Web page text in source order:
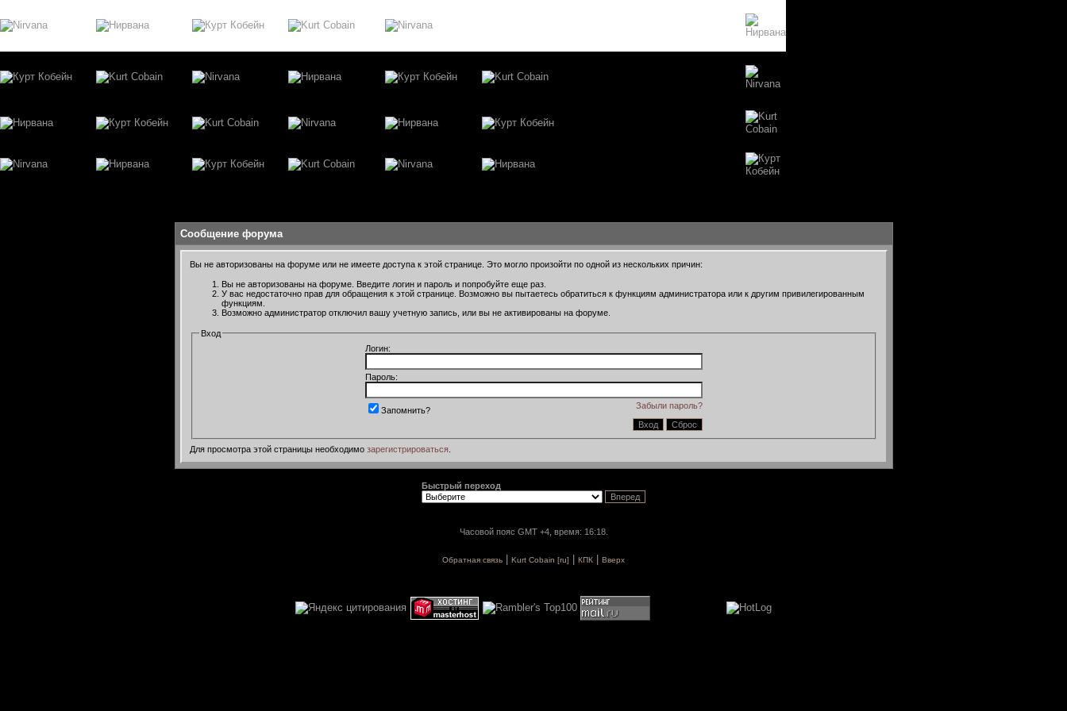
Сообщение форума
Вы не авторизованы на форуме или не имеете доступа к этой странице. Это могло произойти по одной из нескольких причин:
Вы не авторизованы на форуме. Введите логин и пароль и попробуйте еще раз.
У вас недостаточно прав для обращения к этой странице. Возможно вы пытаетесь обратиться к функциям администратора или к другим привилегированным
функциям.
Возможно администратор отключил вашу учетную запись, или вы не активированы на форуме.
Вход
Логин:
Пароль:
Забыли пароль?
Запомнить?
Для просмотра этой страницы необходимо зарегистрироваться.
Быстрый переход
Часовой пояс GMT +4, время: 16:18.
Обратная связь Kurt Cobain [ru] КПК Вверх